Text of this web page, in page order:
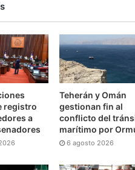
registro
a
Teherán y Omán
gestionan fin al
conflicto del
marítimo por
6 agosto 2026